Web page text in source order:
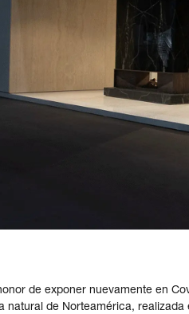
de exponer nuevamente en
natural de Norteamérica,